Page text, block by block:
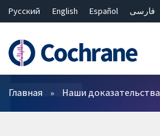
Русский English Español
فارسی
Bahasa Malaysia
ไทย
繁體中文
简体中文
Фильтры
Главная Наши доказательства